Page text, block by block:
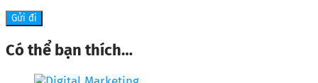
Có thể bạn thích…